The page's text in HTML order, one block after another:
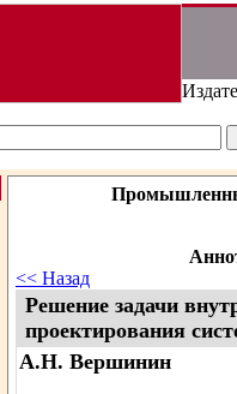
<< Назад
Решение задачи
проектирования
А.Н. Вершинин